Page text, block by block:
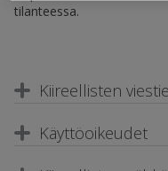
tilanteessa.
Kiireellisten
Käyttöoikeudet